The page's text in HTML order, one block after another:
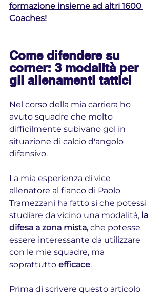
formazione insieme ad altri 1600
Coaches!
Come difendere su
corner: 3 modalità per
gli allenamenti tattici
Nel corso della mia carriera ho
avuto squadre che molto
difficilmente subivano gol in
situazione di calcio d'angolo
difensivo.
La mia esperienza di vice
allenatore al fianco di Paolo
Tramezzani ha fatto si che potessi
studiare da vicino una modalità, la
difesa a zona mista, che potesse
essere interessante da utilizzare
con le mie squadre, ma
soprattutto efficace.
Prima di scrivere questo articolo